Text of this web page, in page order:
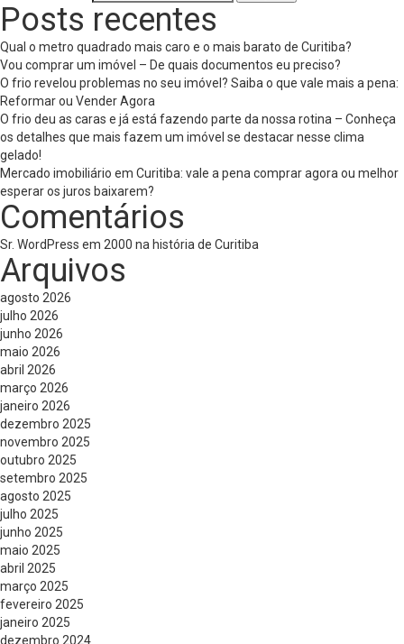
Posts recentes
Qual o metro quadrado mais caro e o mais barato de Curitiba?
Vou comprar um imóvel – De quais documentos eu preciso?
O frio revelou problemas no seu imóvel? Saiba o que vale mais a pena:
Reformar ou Vender Agora
O frio deu as caras e já está fazendo parte da nossa rotina – Conheça
os detalhes que mais fazem um imóvel se destacar nesse clima
gelado!
Mercado imobiliário em Curitiba: vale a pena comprar agora ou melhor
esperar os juros baixarem?
Comentários
Sr. WordPress em 2000 na história de Curitiba
Arquivos
agosto 2026
julho 2026
junho 2026
maio 2026
abril 2026
março 2026
janeiro 2026
dezembro 2025
novembro 2025
outubro 2025
setembro 2025
agosto 2025
julho 2025
junho 2025
maio 2025
abril 2025
março 2025
fevereiro 2025
janeiro 2025
dezembro 2024